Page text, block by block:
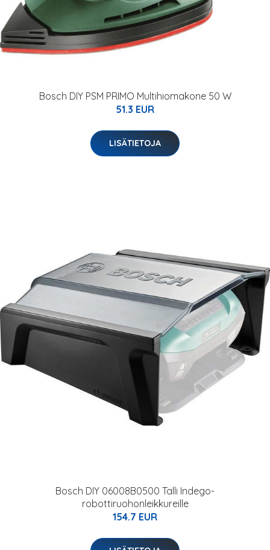
Bosch DIY PSM PRIMO Multihiomakone 50 W
51.3 EUR
LISÄTIETOJA
Bosch DIY 06008B0500 Talli Indego-
robottiruohonleikkureille
154.7 EUR